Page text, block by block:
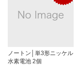
ノートン│単3形ニッケル
水素電池 2個